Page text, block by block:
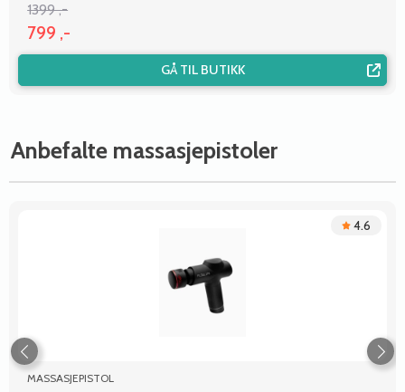
1399 ,-
799 ,-
GÅ TIL BUTIKK
Anbefalte massasjepistoler
4.6
MASSASJEPISTOL